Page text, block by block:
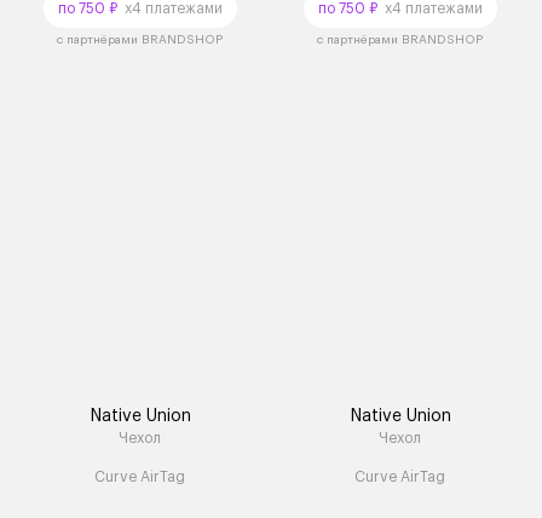
по 750 ₽x4 платежами
с партнёрами BRANDSHOP
по 750 ₽x4 платежами
с партнёрами BRANDSHOP
Native Union
Чехол
Curve AirTag
Native Union
Чехол
Curve AirTag